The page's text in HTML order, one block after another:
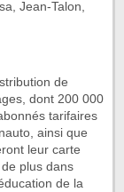
Jean-Talon,
de
dont 200 000
tarifaires
ainsi que
leur carte
plus dans
de la